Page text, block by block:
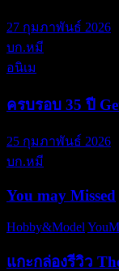
27 กุมภาพันธ์ 2026
บก.หมี
อนิเม
ครบรอบ 35 ปี
25 กุมภาพันธ์ 2026
บก.หมี
You may Missed
Hobby&Model
แกะกล่องรีวิว